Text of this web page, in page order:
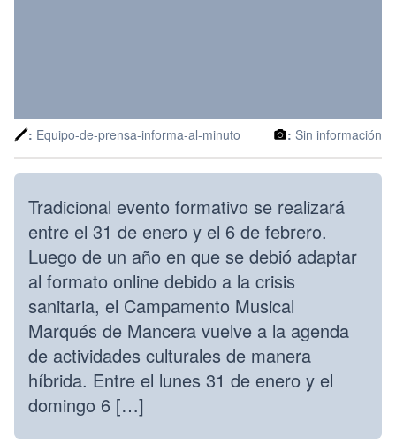
: Equipo-de-prensa-informa-al-minuto : Sin información
Tradicional evento formativo se realizará
entre el 31 de enero y el 6 de febrero.
Luego de un año en que se debió adaptar
al formato online debido a la crisis
sanitaria, el Campamento Musical
Marqués de Mancera vuelve a la agenda
de actividades culturales de manera
híbrida. Entre el lunes 31 de enero y el
domingo 6 […]